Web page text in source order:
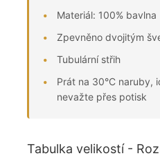
Materiál: 100% bavlna
Zpevněno dvojitým
Tubulární střih
Prát na 30°C naruby,
nevažte přes potisk
Tabulka velikostí -